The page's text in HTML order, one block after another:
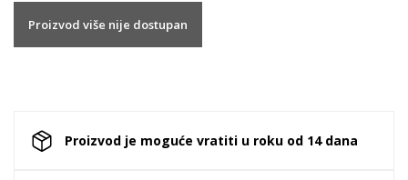
Proizvod više nije dostupan
Proizvod je moguće vratiti u roku od 14 dana